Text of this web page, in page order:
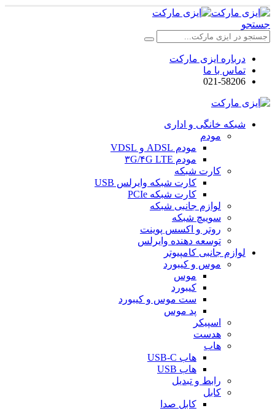
جستجو
درباره ایزی مارکت
تماس با ما
021-58206
شبکه خانگی و اداری
مودم
مودم ADSL و VDSL
مودم ۳G/۴G LTE
کارت شبکه
کارت شبکه وایرلس USB
کارت شبکه PCIe
لوازم جانبی شبکه
سوییچ شبکه
روتر و اکسس پوینت
توسعه دهنده وایرلس
لوازم جانبی کامپیوتر
موس و کیبورد
موس
کیبورد
ست موس و کیبورد
پد موس
اسپیکر
هدست
هاب
هاب USB-C
هاب USB
رابط و تبدیل
کابل
کابل صدا